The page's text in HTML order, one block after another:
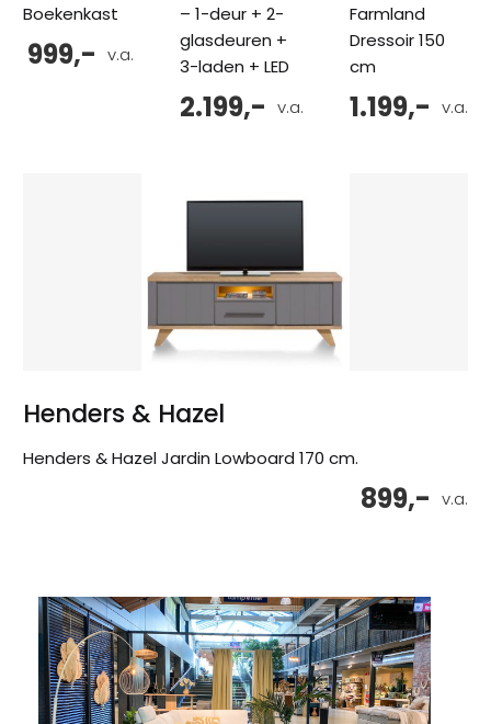
Boekenkast
v.a.
999,-
– 1-deur + 2-
glasdeuren +
3-laden + LED
v.a.
2.199,-
Farmland
Dressoir 150
cm
v.a.
1.199,-
Henders & Hazel
Henders & Hazel Jardin Lowboard 170 cm.
v.a.
899,-